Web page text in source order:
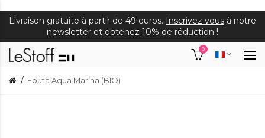
Livraison gratuite à partir de 49 euros. Inscrivez vous à notre
newsletter et obtenez 10% de réduction !
0
Fouta Aqua Marina (BIO)